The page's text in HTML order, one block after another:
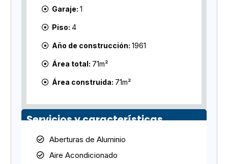
Garaje: 1
Piso: 4
Año de construcción: 1961
Área total: 71m²
Área construida: 71m²
Servicios y características
Aberturas de Aluminio
Aire Acondicionado